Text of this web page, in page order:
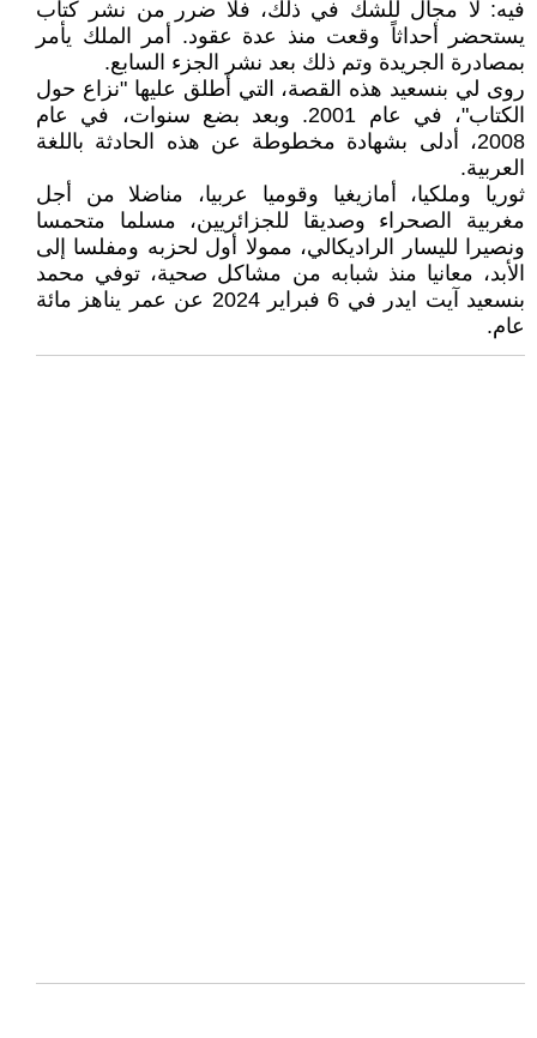
فيه: لا مجال للشك في ذلك، فلا ضرر من نشر كتاب
يستحضر أحداثاً وقعت منذ عدة عقود. أمر الملك يأمر
بمصادرة الجريدة وتم ذلك بعد نشر الجزء السابع.
روى لي بنسعيد هذه القصة، التي أطلق عليها "نزاع حول
الكتاب"، في عام 2001. وبعد بضع سنوات، في عام
2008، أدلى بشهادة مخطوطة عن هذه الحادثة باللغة
العربية.
ثوريا وملكيا، أمازيغيا وقوميا عربيا، مناضلا من أجل
مغربية الصحراء وصديقا للجزائريين، مسلما متحمسا
ونصيرا لليسار الراديكالي، ممولا أول لحزبه ومفلسا إلى
الأبد، معانيا منذ شبابه من مشاكل صحية، توفي محمد
بنسعيد آيت ايدر في 6 فبراير 2024 عن عمر يناهز مائة
عام.